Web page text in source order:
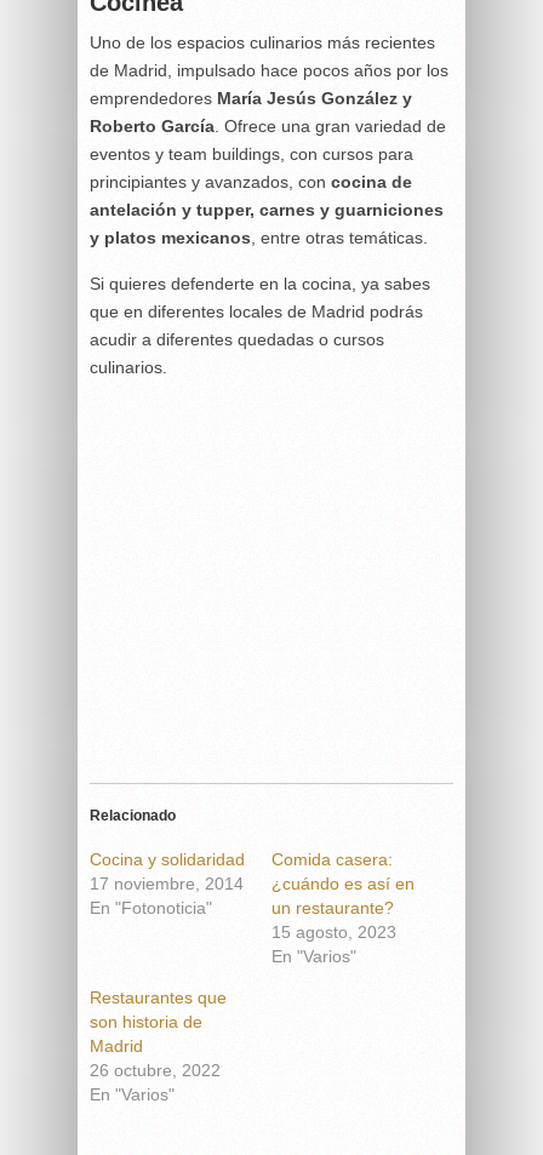
Uno de los espacios culinarios más recientes
de Madrid, impulsado hace pocos años por los
emprendedores María Jesús González y
Roberto García . Ofrece una gran variedad de
eventos y team buildings, con cursos para
principiantes y avanzados, con cocina de
antelación y tupper, carnes y guarniciones
y platos mexicanos , entre otras temáticas.
Si quieres defenderte en la cocina, ya sabes
que en diferentes locales de Madrid podrás
acudir a diferentes quedadas o cursos
culinarios.
Relacionado
Cocina y solidaridad
17 noviembre, 2014
En "Fotonoticia"
Comida casera:
¿cuándo es así en
un restaurante?
15 agosto, 2023
En "Varios"
Restaurantes que
son historia de
Madrid
26 octubre, 2022
En "Varios"